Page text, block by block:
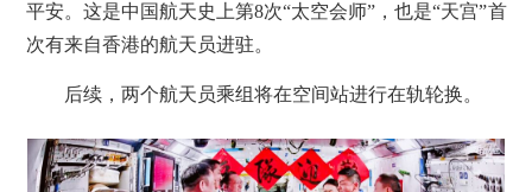
平安。这是中国航天史上第8次“太空会师”，也是“天宫”首
次有来自香港的航天员进驻。
后续，两个航天员乘组将在空间站进行在轨轮换。